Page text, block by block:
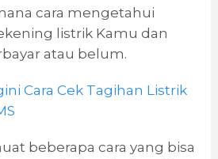
cara mengetahui
listrik Kamu dan
atau belum.
Cara Cek Tagihan Listrik
beberapa cara yang bisa